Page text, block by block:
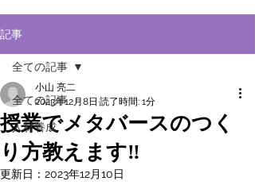
記事
全ての記事
人材養成
全ての記事
授業でメタバースのつく
り方教えます‼
小山 亮二
2023年12月8日 読了時間: 1分
更新日： 2023年12月10日